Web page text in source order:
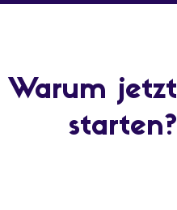
Warum jetzt
starten?